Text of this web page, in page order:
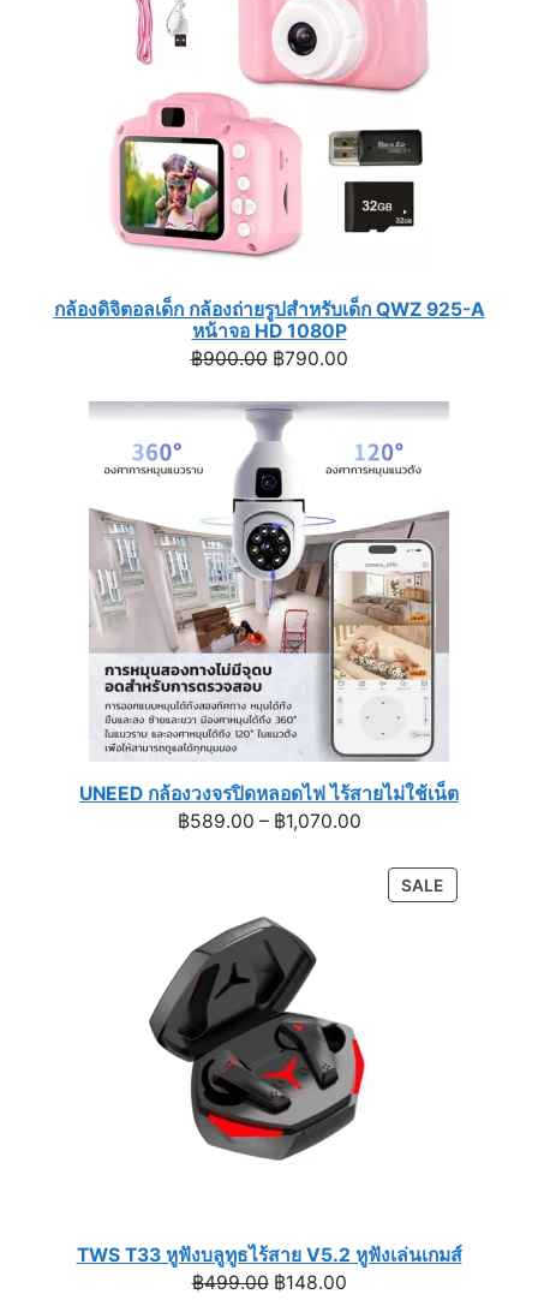
กล้องดิจิตอลเด็ก กล้องถ่ายรูปสำหรับเด็ก QWZ 925-A
หน้าจอ HD 1080P
฿900.00 Original
was:
฿900.00.
฿790.00Current
is:
฿790.00.
UNEED กล้องวงจรปิดหลอดไฟ ไร้สายไม่ใช้เน็ต
฿589.00 – ฿1,070.00Price
฿589.00
through
SALEPRODUCT
ON
TWS T33 หูฟังบลูทูธไร้สาย V5.2 หูฟังเล่นเกมส์
฿499.00 Original
฿148.00Current